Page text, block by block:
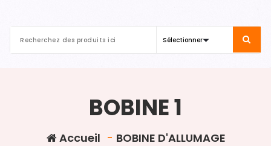
BOBINE 1
Accueil - BOBINE D'ALLUMAGE